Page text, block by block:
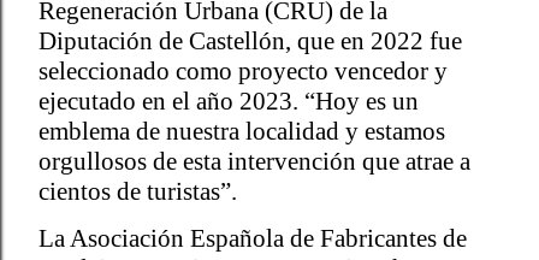
Regeneración Urbana (CRU) de la
Diputación de Castellón, que en 2022 fue
seleccionado como proyecto vencedor y
ejecutado en el año 2023. “Hoy es un
emblema de nuestra localidad y estamos
orgullosos de esta intervención que atrae a
cientos de turistas”.
La Asociación Española de Fabricantes de